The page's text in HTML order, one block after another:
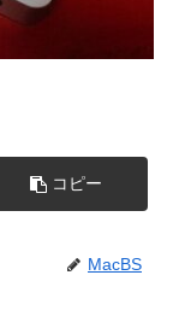
コピー
MacBS